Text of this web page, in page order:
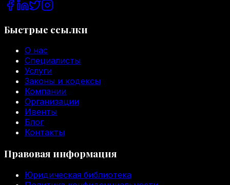
Быстрые ссылки
О нас
Специалисты
Услуги
Законы и кодексы
Компании
Организации
Ивенты
Блог
Контакты
Правовая информация
Юридическая библиотека